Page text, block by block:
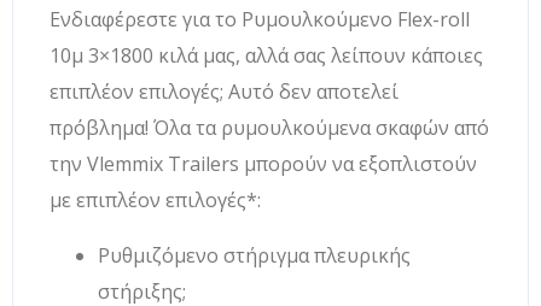
Ενδιαφέρεστε για το Ρυμουλκούμενο Flex-roll
10μ 3×1800 κιλά μας, αλλά σας λείπουν κάποιες
επιπλέον επιλογές; Αυτό δεν αποτελεί
πρόβλημα! Όλα τα ρυμουλκούμενα σκαφών από
την Vlemmix Trailers μπορούν να εξοπλιστούν
με επιπλέον επιλογές*:
Ρυθμιζόμενο στήριγμα πλευρικής
στήριξης;